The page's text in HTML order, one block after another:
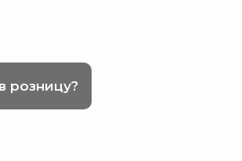
розницу?